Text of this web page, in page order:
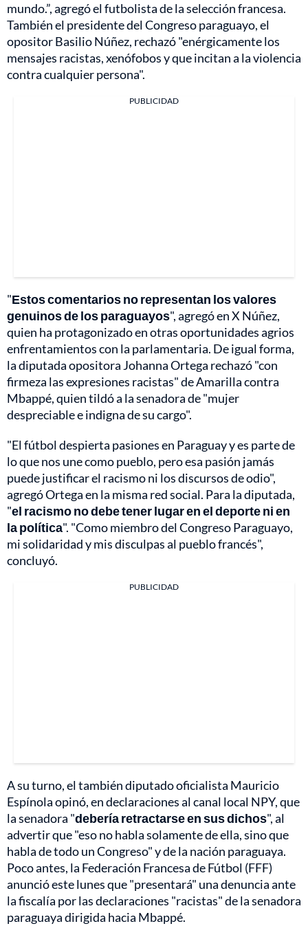
mundo.”, agregó el futbolista de la selección francesa.
También el presidente del Congreso paraguayo, el
opositor Basilio Núñez, rechazó "enérgicamente los
mensajes racistas, xenófobos y que incitan a la violencia
contra cualquier persona".
PUBLICIDAD
"Estos comentarios no representan los valores
genuinos de los paraguayos", agregó en X Núñez,
quien ha protagonizado en otras oportunidades agrios
enfrentamientos con la parlamentaria. De igual forma,
la diputada opositora Johanna Ortega rechazó "con
firmeza las expresiones racistas" de Amarilla contra
Mbappé, quien tildó a la senadora de "mujer
despreciable e indigna de su cargo".
"El fútbol despierta pasiones en Paraguay y es parte de
lo que nos une como pueblo, pero esa pasión jamás
puede justificar el racismo ni los discursos de odio",
agregó Ortega en la misma red social. Para la diputada,
"el racismo no debe tener lugar en el deporte ni en
la política". "Como miembro del Congreso Paraguayo,
mi solidaridad y mis disculpas al pueblo francés",
concluyó.
PUBLICIDAD
A su turno, el también diputado oficialista Mauricio
Espínola opinó, en declaraciones al canal local NPY, que
la senadora "debería retractarse en sus dichos", al
advertir que "eso no habla solamente de ella, sino que
habla de todo un Congreso" y de la nación paraguaya.
Poco antes, la Federación Francesa de Fútbol (FFF)
anunció este lunes que "presentará" una denuncia ante
la fiscalía por las declaraciones "racistas" de la senadora
paraguaya dirigida hacia Mbappé.